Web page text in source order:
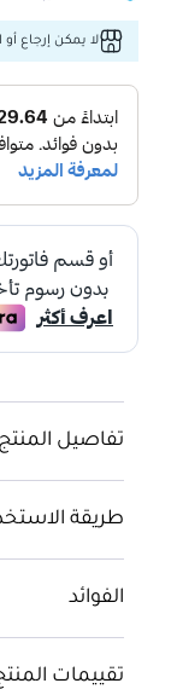
لا يمكن إرجاع أو
تفاصيل المنتج
طريقة
الفوائد
تقييمات